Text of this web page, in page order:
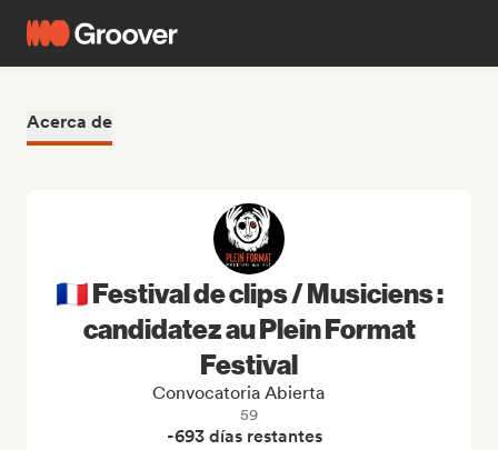
Acerca de
🇫🇷 Festival de clips / Musiciens :
candidatez au Plein Format
Festival
Convocatoria Abierta
59
-693 días restantes